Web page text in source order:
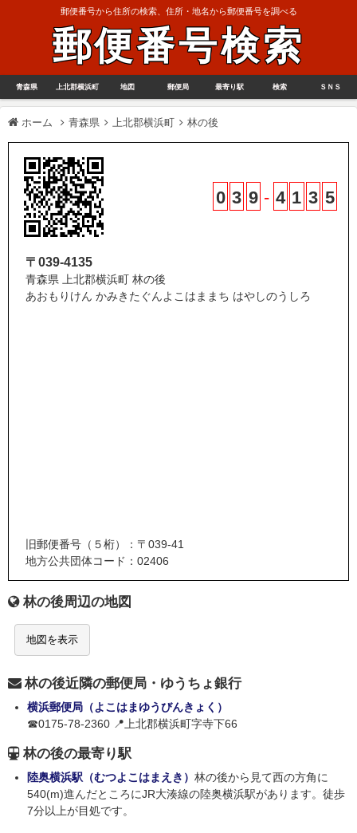
郵便番号から住所の検索、住所・地名から郵便番号を調べる
郵便番号検索
青森県 上北郡横浜町 地図 郵便局 最寄り駅 検索 ＳＮＳ
ホーム 青森県 上北郡横浜町 林の後
0 3 9 - 4 1 3 5
〒039-4135
青森県 上北郡横浜町 林の後
あおもりけん かみきたぐんよこはままち はやしのうしろ
旧郵便番号（５桁）：〒039-41
地方公共団体コード：02406
林の後周辺の地図
地図を表示
林の後近隣の郵便局・ゆうちょ銀行
横浜郵便局（よこはまゆうびんきょく）
☎0175-78-2360 📍上北郡横浜町字寺下66
林の後の最寄り駅
陸奥横浜駅（むつよこはまえき） 林の後から見て西の方角に
540(m)進んだところにJR大湊線の陸奥横浜駅があります。徒歩
7分以上が目処です。